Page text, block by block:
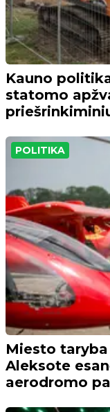
Kauno
statomo
POLITIKA
Miesto
Aleksote
aerodromo